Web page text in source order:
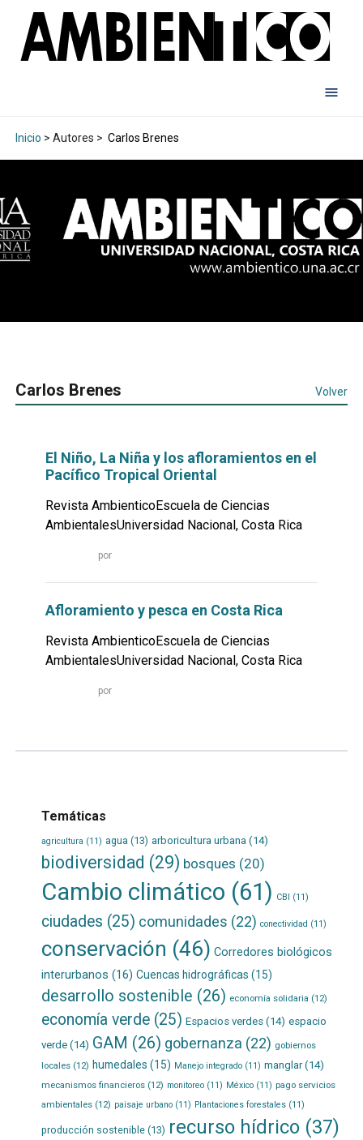
Inicio > Autores > Carlos Brenes
Carlos Brenes Volver
El Niño, La Niña y los afloramientos en el
Pacífico Tropical Oriental
Revista AmbienticoEscuela de Ciencias
AmbientalesUniversidad Nacional, Costa Rica
por
Afloramiento y pesca en Costa Rica
Revista AmbienticoEscuela de Ciencias
AmbientalesUniversidad Nacional, Costa Rica
por
Temáticas
agricultura (11) agua (13) arboricultura urbana(14)
biodiversidad (29) bosques (20)
Cambio climático (61) CBI (11)
ciudades (25) comunidades (22) conectividad (11)
conservación (46) Corredores biológicos
interurbanos (16) Cuencas hidrográficas (15)
desarrollo sostenible (26) economía solidaria (12)
economía verde(25) Espacios verdes(14) espacio
verde(14) GAM (26) gobernanza (22) gobiernos
locales(12) humedales (15) Manejo integrado(11) manglar(14)
mecanismos financieros(12) monitoreo(11) México(11) pago servicios
ambientales(12) paisaje urbano(11) Plantaciones forestales(11)
producción sostenible(13) recurso hídrico(37)